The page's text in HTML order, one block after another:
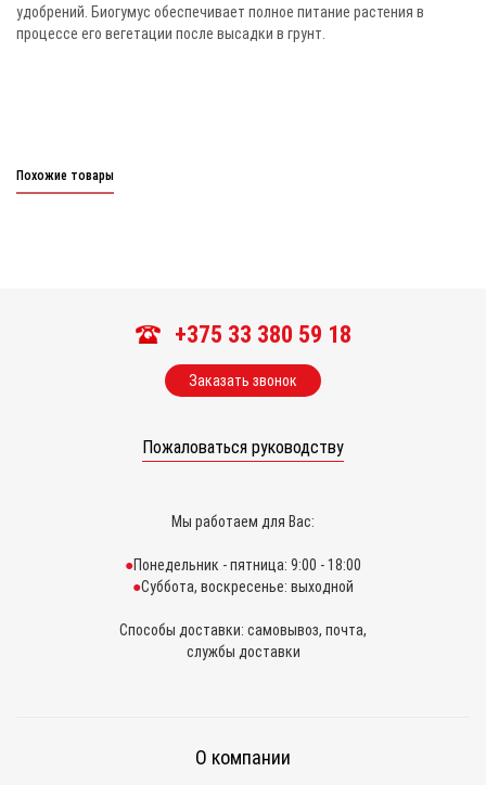
удобрений. Биогумус обеспечивает полное питание растения в
процессе его вегетации после высадки в грунт.
Похожие товары
+375 33 380 59 18
Заказать звонок
Пожаловаться руководству
Мы работаем для Вас:
Понедельник - пятница: 9:00 - 18:00
Суббота, воскресенье: выходной
Способы доставки: самовывоз, почта,
службы доставки
О компании